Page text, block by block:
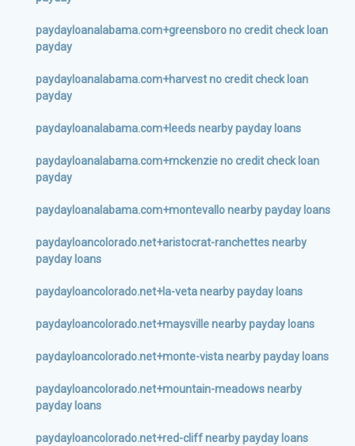
paydayloanalabama.com+greensboro no credit check loan
payday
paydayloanalabama.com+harvest no credit check loan
payday
paydayloanalabama.com+leeds nearby payday loans
paydayloanalabama.com+mckenzie no credit check loan
payday
paydayloanalabama.com+montevallo nearby payday loans
paydayloancolorado.net+aristocrat-ranchettes nearby
payday loans
paydayloancolorado.net+la-veta nearby payday loans
paydayloancolorado.net+maysville nearby payday loans
paydayloancolorado.net+monte-vista nearby payday loans
paydayloancolorado.net+mountain-meadows nearby
payday loans
paydayloancolorado.net+red-cliff nearby payday loans